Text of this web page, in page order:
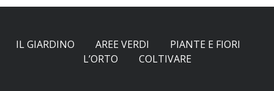
IL GIARDINO AREE VERDI
PIANTE E FIORI
L’ORTO
COLTIVARE